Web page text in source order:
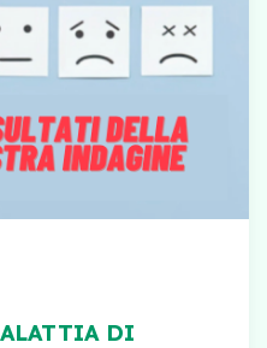
DI